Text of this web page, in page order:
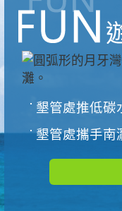
墾管處推低碳水
墾管處攜手南瀛